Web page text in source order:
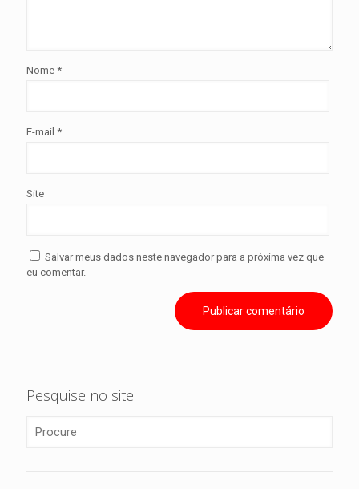
Nome *
E-mail *
Site
Salvar meus dados neste navegador para a próxima vez que
eu comentar.
Pesquise no site